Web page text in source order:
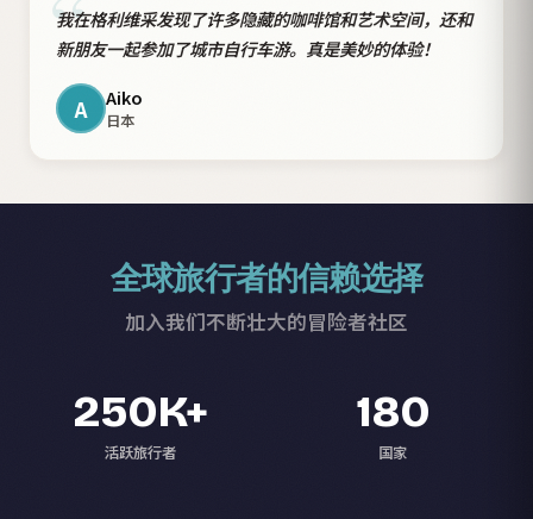
我在格利维采发现了许多隐藏的咖啡馆和艺术空间，还和
新朋友一起参加了城市自行车游。真是美妙的体验！
A Aiko
日本
全球旅行者的信赖选择
加入我们不断壮大的冒险者社区
250K+
活跃旅行者
180
国家